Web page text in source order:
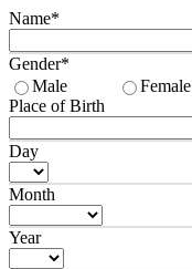
Name*
Gender*
Male
Female
Place of Birth
Day
Month
Year